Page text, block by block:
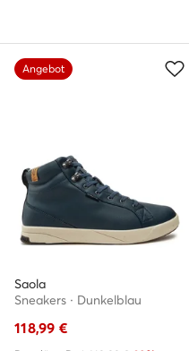
Angebot
Saola
Sneakers · Dunkelblau
118,99 €